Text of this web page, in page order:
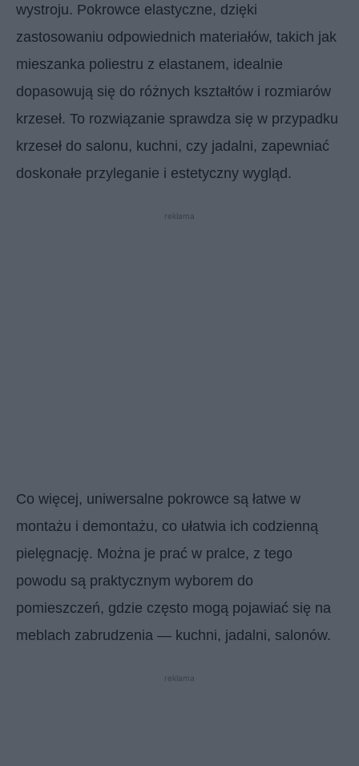
wystroju. Pokrowce elastyczne, dzięki
zastosowaniu odpowiednich materiałów, takich jak
mieszanka poliestru z elastanem, idealnie
dopasowują się do różnych kształtów i rozmiarów
krzeseł. To rozwiązanie sprawdza się w przypadku
krzeseł do salonu, kuchni, czy jadalni, zapewniać
doskonałe przyleganie i estetyczny wygląd.
reklama
Co więcej, uniwersalne pokrowce są łatwe w
montażu i demontażu, co ułatwia ich codzienną
pielęgnację. Można je prać w pralce, z tego
powodu są praktycznym wyborem do
pomieszczeń, gdzie często mogą pojawiać się na
meblach zabrudzenia — kuchni, jadalni, salonów.
reklama